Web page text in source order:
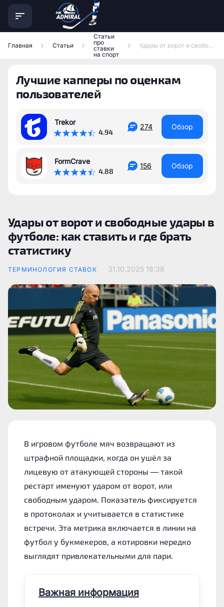
Главная Статьи
Статьи
про
ставки
на спорт
Удары от ворот и свободные удары в футболе: как ставить и где брать статистику
Лучшие капперы по оценкам
пользователей
Trekor
4.94
274 Обзор
FormCrave
4.88
156 Обзор
Удары от ворот и свободные удары в
футболе: как ставить и где брать
статистику
ТЕРМИНОЛОГИЯ СТАВОК 31.10.2025 18:38
В игровом футболе мяч возвращают из
штрафной площадки, когда он ушёл за
лицевую от атакующей стороны — такой
рестарт именуют ударом от ворот, или
свободным ударом. Показатель фиксируется
в протоколах и учитывается в статистике
встречи. Эта метрика включается в линии на
футбол у букмекеров, а котировки нередко
выглядят привлекательными для пари.
Важная информация